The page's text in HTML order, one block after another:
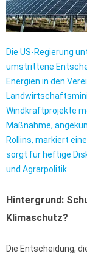
Die US-Regierung
umstrittene
Energien in den
Windkraftprojekte
Maßnahme,
Rollins, markiert
sorgt für heftige
und Agrarpolitik.
Hintergrund:
Klimaschutz?
Die Entscheidung,